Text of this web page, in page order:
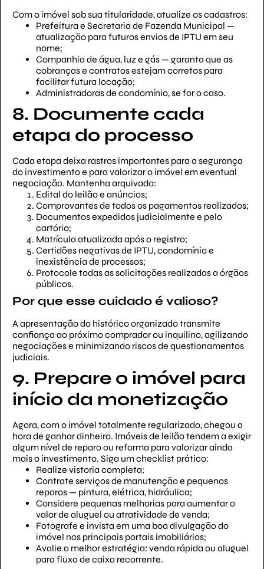
Com o imóvel sob sua titularidade, atualize os cadastros:
Prefeitura e Secretaria de Fazenda Municipal —
atualização para futuros envios de IPTU em seu
nome;
Companhia de água, luz e gás — garanta que as
cobranças e contratos estejam corretos para
facilitar futura locação;
Administradoras de condomínio, se for o caso.
8. Documente cada
etapa do processo
Cada etapa deixa rastros importantes para a segurança
do investimento e para valorizar o imóvel em eventual
negociação. Mantenha arquivado:
Edital do leilão e anúncios;
Comprovantes de todos os pagamentos realizados;
Documentos expedidos judicialmente e pelo
cartório;
Matrícula atualizada após o registro;
Certidões negativas de IPTU, condomínio e
inexistência de processos;
Protocole todas as solicitações realizadas a órgãos
públicos.
Por que esse cuidado é valioso?
A apresentação do histórico organizado transmite
confiança ao próximo comprador ou inquilino, agilizando
negociações e minimizando riscos de questionamentos
judiciais.
9. Prepare o imóvel para
início da monetização
Agora, com o imóvel totalmente regularizado, chegou a
hora de ganhar dinheiro. Imóveis de leilão tendem a exigir
algum nível de reparo ou reforma para valorizar ainda
mais o investimento. Siga um checklist prático:
Realize vistoria completa;
Contrate serviços de manutenção e pequenos
reparos — pintura, elétrica, hidráulica;
Considere pequenas melhorias para aumentar o
valor de aluguel ou atratividade de venda;
Fotografe e invista em uma boa divulgação do
imóvel nos principais portais imobiliários;
Avalie a melhor estratégia: venda rápida ou aluguel
para fluxo de caixa recorrente.